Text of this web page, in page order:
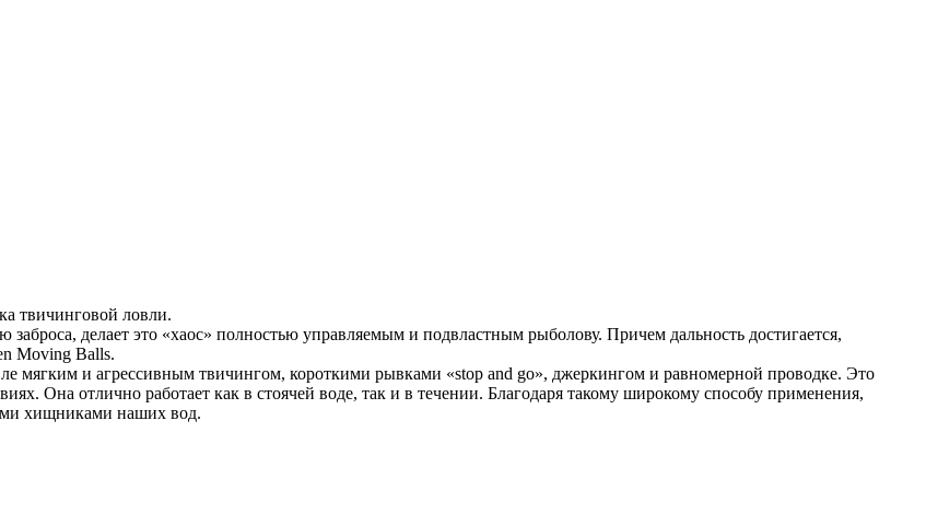
твичинговой ловли.
делает это «хаос» полностью управляемым и подвластным рыболову. Причем дальность достигается,
Moving Balls.
мягким и агрессивным твичингом, короткими рывками «stop and go», джеркингом и равномерной проводке. Это
Она отлично работает как в стоячей воде, так и в течении. Благодаря такому широкому способу применения,
хищниками наших вод.